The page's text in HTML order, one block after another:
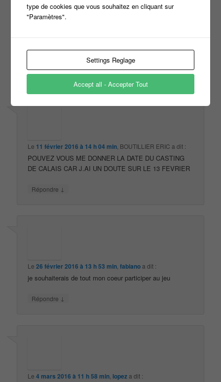
je regarde tous les jours maintenant je veux etre a mon
tour devant le pupitre
Répondre↓
Le 11 février 2016 à 14 h 04 min BOUTILLIER ERIC a dit :
POUVEZ VOUS ME DONNER LA DATE DU CASTING
DE CALAIS CAR J.AI UN DOUTE SUR LE 13 FEVRIER
Répondre ↓
Le26 février 2016 à 13 h 53 min ,fabianoa dit :
je souhaiterais de tout mon coeur participer au jeu
Répondre ↓
Le4 mars 2016 à 11 h 58 min lopeza dit :
type de cookies que vous souhaitez en cliquant sur
"Paramètres".
Settings Reglage
Accept all - Accepter Tout